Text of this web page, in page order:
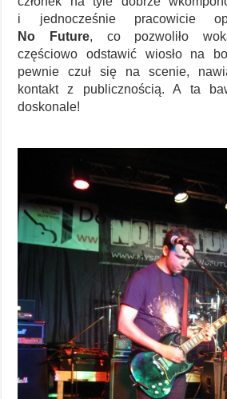
i jednocześnie pracowicie
No Future, co pozwoliło
częściowo odstawić wiosło na
pewnie czuł się na scenie,
kontakt z publicznością. A ta
doskonale!